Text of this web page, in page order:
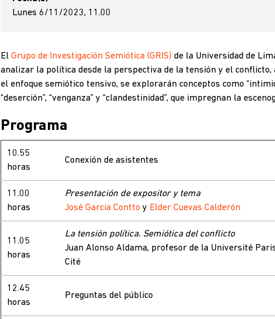
Lunes 6/11/2023, 11.00
El Grupo de Investigación Semiótica (GRIS) de la Universidad de
analizar la política desde la perspectiva de la tensión y el conflicto,
el enfoque semiótico tensivo, se explorarán conceptos como
“deserción”, “venganza” y “clandestinidad”, que impregnan la
Programa
10.55
horas
Conexión de asistentes
11.00
horas
Presentación de expositor y tema
José García Contto y Elder Cuevas Calderón
11.05
horas
La tensión política. Semiótica del conflicto
Juan Alonso Aldama, profesor de la Université
Cité
12.45
horas
Preguntas del público